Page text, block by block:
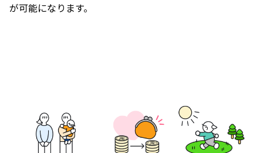
が可能になります。